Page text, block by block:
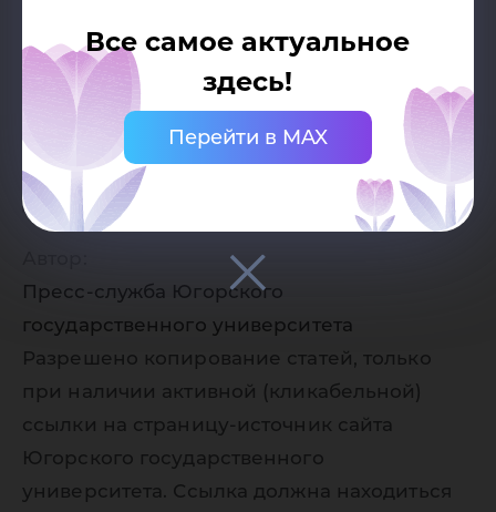
Все самое актуальное
здесь!
Перейти в MAX
Дата публикации:
Пресс-служба Югорского
государственного университета
Разрешено копирование статей, только
при наличии активной (кликабельной)
ссылки на страницу-источник сайта
Югорского государственного
университета. Ссылка должна находиться